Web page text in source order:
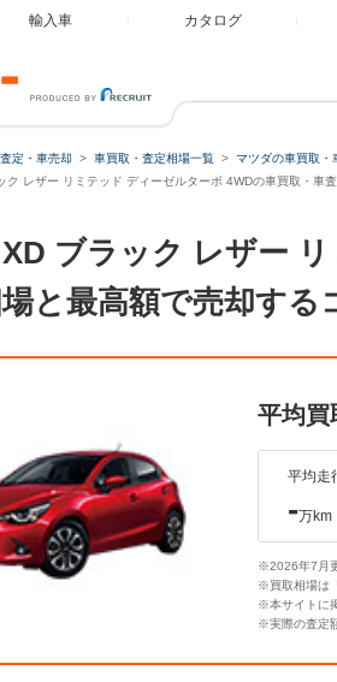
輸入車 カタログ
定・車売却 車買取・査定相場一覧 マツダの車買取・
ク レザー リミテッド ディーゼルターボ 4WDの車買取・車
ブラック レザー
と最高額で売却する
平均買
平均走
-万km
※2026年7月
※買取相場は
※本サイトに
※実際の査定